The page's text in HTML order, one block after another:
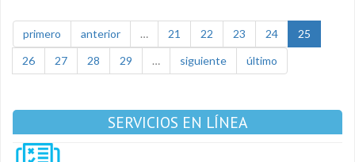
primero anterior … 21 22 23 24
25
26
27 28 29 … siguiente último
SERVICIOS EN LÍNEA